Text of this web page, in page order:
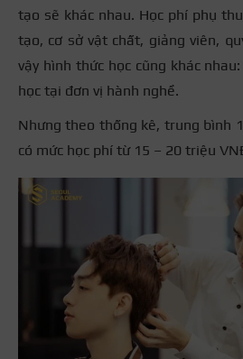
tạo sẽ khác nhau. Học phí phụ
tạo, cơ sở vật chất, giảng viên,
vậy hình thức học cũng khác
học tại đơn vị hành nghề.
Nhưng theo thống kê, trung bình
có mức học phí từ 15 – 20 triệu